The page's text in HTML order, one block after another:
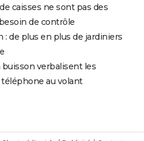
caisses ne sont pas des
de contrôle
: de plus en plus de jardiniers
verbalisent les
au volant